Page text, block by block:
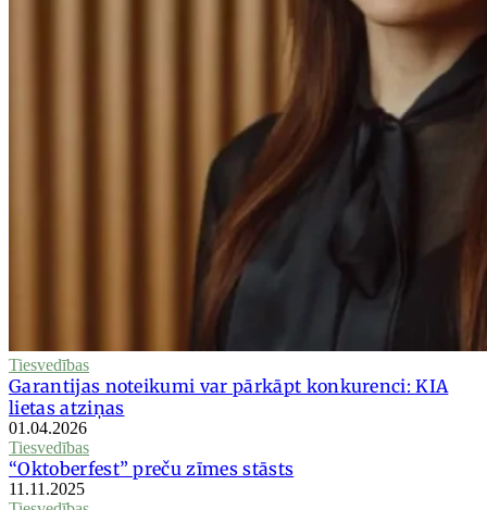
Tiesvedības
Garantijas noteikumi var pārkāpt konkurenci: KIA
lietas atziņas
01.04.2026
Tiesvedības
“Oktoberfest” preču zīmes stāsts
11.11.2025